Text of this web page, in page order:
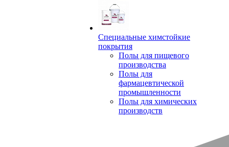
Специальные химстойкие
покрытия
Полы для пищевого
производства
Полы для
фармацевтической
промышленности
Полы для химических
производств